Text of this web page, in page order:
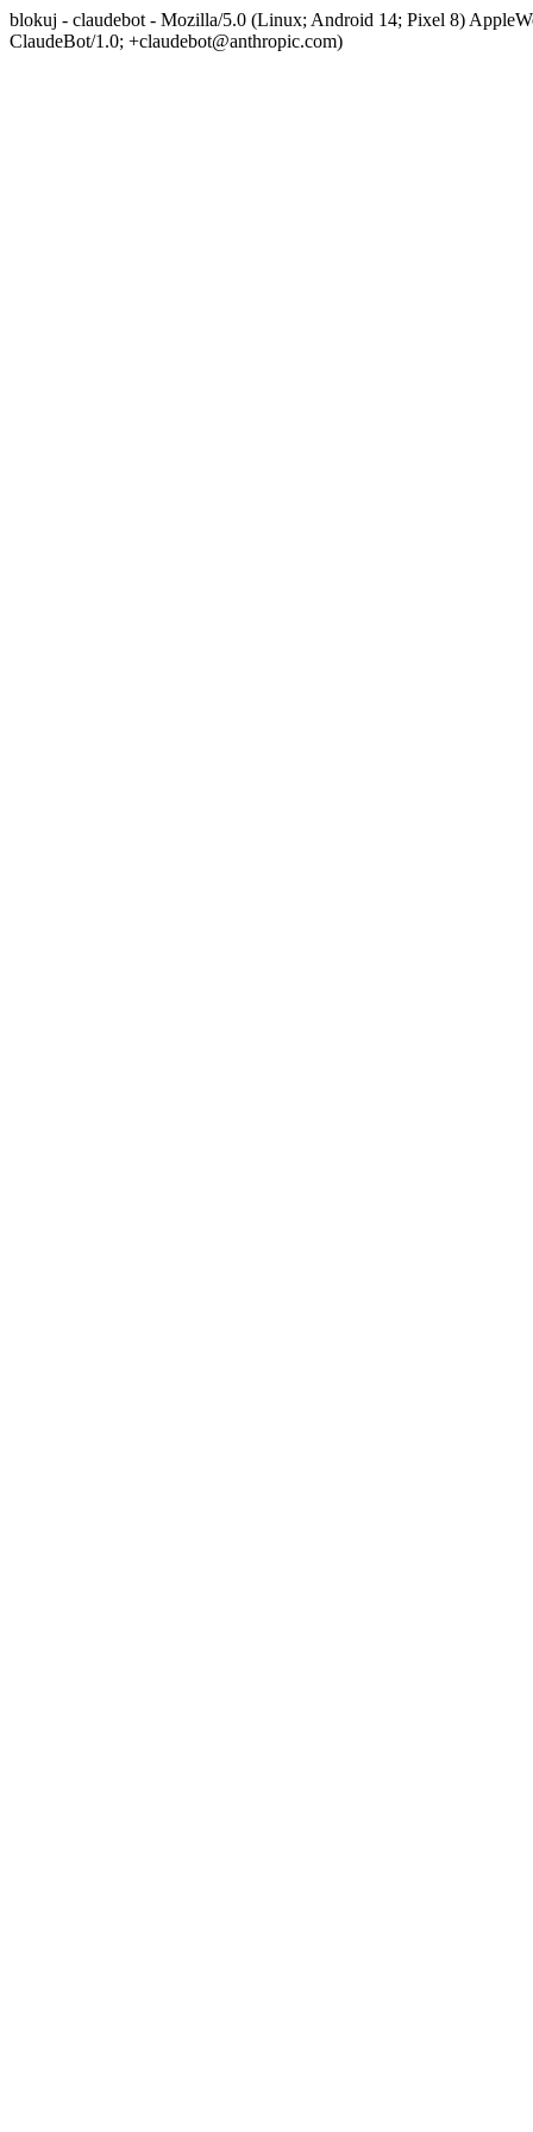
blokuj - claudebot - Mozilla/5.0 (Linux; Android 14; Pixel 8)
ClaudeBot/1.0; +claudebot@anthropic.com)